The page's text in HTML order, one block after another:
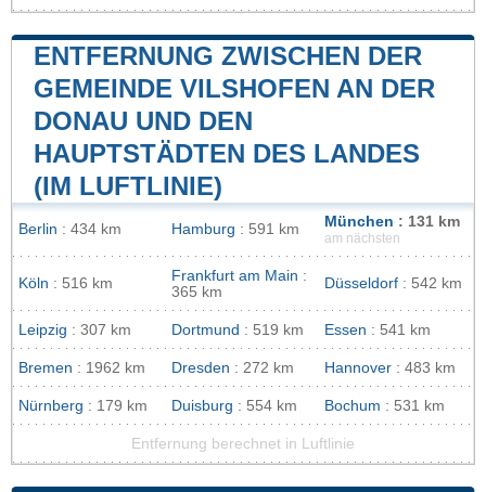
ENTFERNUNG ZWISCHEN DER
GEMEINDE VILSHOFEN AN DER
DONAU UND DEN
HAUPTSTÄDTEN DES LANDES
(IM LUFTLINIE)
Berlin : 434 km Hamburg : 591 km München : 131 km
am nächsten
Köln : 516 km Frankfurt am Main :
365 km
Düsseldorf : 542 km
Leipzig : 307 km Dortmund : 519 km Essen : 541 km
Bremen : 1962 km Dresden : 272 km Hannover : 483 km
Nürnberg : 179 km Duisburg : 554 km Bochum : 531 km
Entfernung berechnet in Luftlinie